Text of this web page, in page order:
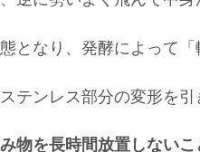
となり、発酵によって
ンレス部分の変形を引
物を長時間放置しないこ